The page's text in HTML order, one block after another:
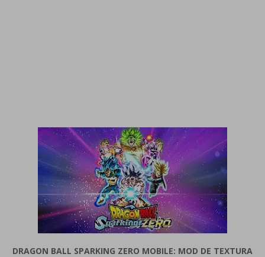
DRAGON BALL SPARKING ZERO MOBILE: MOD DE TEXTURA